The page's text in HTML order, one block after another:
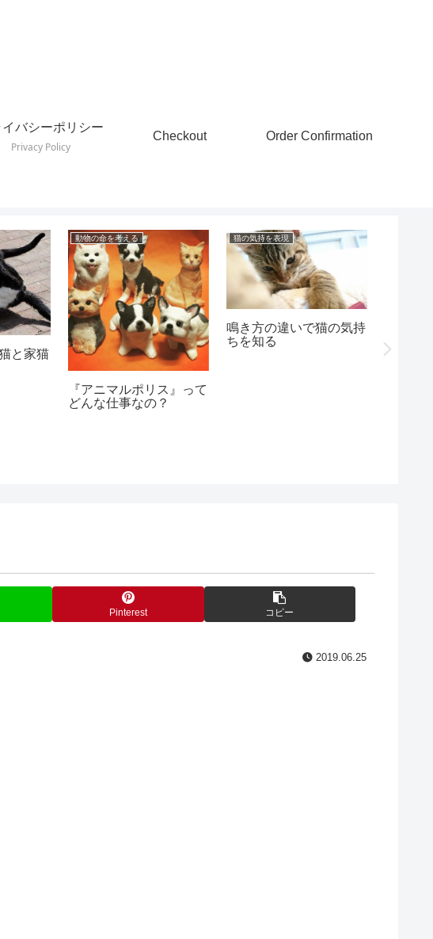
イバシーポリシー
Privacy Policy
Checkout Order Confirmation
と家猫
動物の命を考える
『アニマルポリス』って
どんな仕事なの？
猫の気持を表現
鳴き方の違いで猫の気持
ちを知る
虹の橋
Pinterest コピー
2019.06.25